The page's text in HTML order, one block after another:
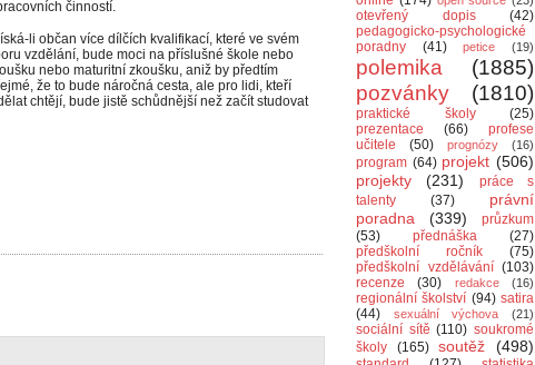
činností.
li občan více dílčích kvalifikací, které ve svém
vzdělání, bude moci na příslušné škole nebo
nebo maturitní zkoušku, aniž by předtím
že to bude náročná cesta, ale pro lidi, kteří
chtějí, bude jistě schůdnější než začít studovat
otevřený dopis
(42)
pedagogicko-psychologické
poradny
(41) petice (19)
polemika
(1885)
pozvánky
(1810)
praktické školy
(25)
prezentace
(66)
profese
učitele
(50) prognózy (16)
program (64) projekt (506)
projekty
(231)
práce s
talenty
(37)
právní
poradna
(339)
průzkum
(53)
přednáška
(27)
předškolní ročník
(75)
předškolní vzdělávání (103)
recenze
(30) redakce (16)
regionální školství (94) satira
(44)
sexuální výchova (21)
sociální sítě (110) soukromé
školy
(165) soutěž (498)